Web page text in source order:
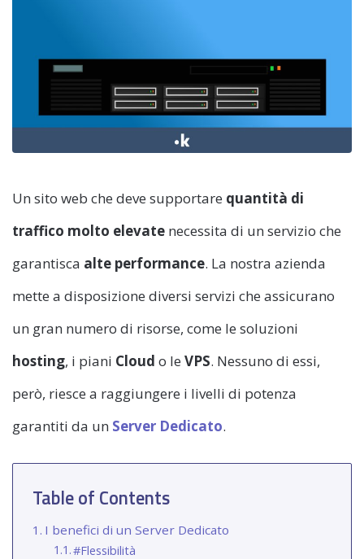
Un sito web che deve supportare quantità di
traffico molto elevate necessita di un servizio che
garantisca alte performance. La nostra azienda
mette a disposizione diversi servizi che assicurano
un gran numero di risorse, come le soluzioni
hosting, i piani Cloud o le VPS. Nessuno di essi,
però, riesce a raggiungere i livelli di potenza
garantiti da un Server Dedicato.
Table of Contents
I benefici di un Server Dedicato
#Flessibilità